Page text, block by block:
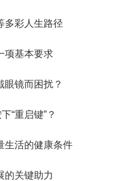
多彩人生路径
项基本要求
眼镜而困扰？
“重启键”？
生活的健康条件
的关键助力